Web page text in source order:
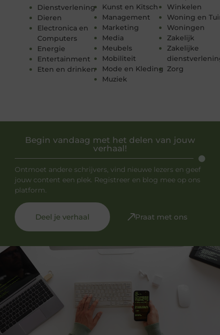
Dienstverlening
Dieren
Electronica en
Computers
Energie
Entertainment
Eten en drinken
Kunst en Kitsch
Management
Marketing
Media
Meubels
Mobiliteit
Mode en Kleding
Muziek
Winkelen
Woning en
Woningen
Zakelijk
Zakelijke
Zorg
Begin vandaag met het delen van jouw
verhaal!
Ontmoet andere schrijvers, vind nieuwe lezers en geef
jouw content een plek. Registreer en blog mee op ons
platform.
Deel je verhaal Praat met ons